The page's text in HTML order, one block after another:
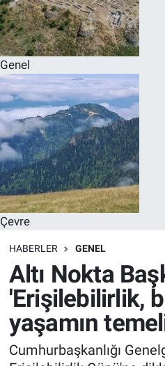
Genel
Çevre
HABERLER GENEL
Altı Nokta
'Erişilebilirlik,
yaşamın
Cumhurbaşkanlığı